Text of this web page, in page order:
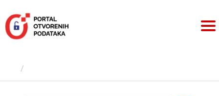
sadržaj